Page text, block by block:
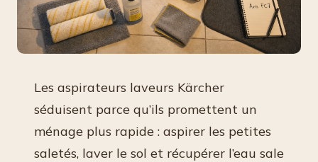
Les aspirateurs laveurs Kärcher
séduisent parce qu’ils promettent un
ménage plus rapide : aspirer les petites
saletés, laver le sol et récupérer l’eau sale